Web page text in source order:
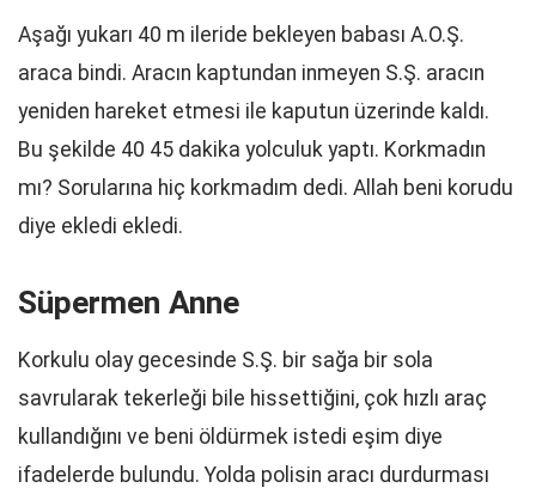
Aşağı yukarı 40 m ileride bekleyen babası A.O.Ş.
araca bindi. Aracın kaptundan inmeyen S.Ş. aracın
yeniden hareket etmesi ile kaputun üzerinde kaldı.
Bu şekilde 40 45 dakika yolculuk yaptı. Korkmadın
mı? Sorularına hiç korkmadım dedi. Allah beni korudu
diye ekledi ekledi.
Süpermen Anne
Korkulu olay gecesinde S.Ş. bir sağa bir sola
savrularak tekerleği bile hissettiğini, çok hızlı araç
kullandığını ve beni öldürmek istedi eşim diye
ifadelerde bulundu. Yolda polisin aracı durdurması